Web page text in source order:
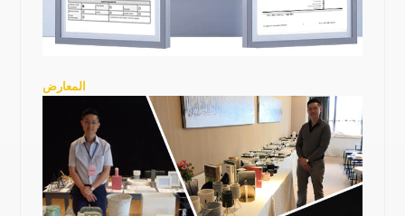
المعارض